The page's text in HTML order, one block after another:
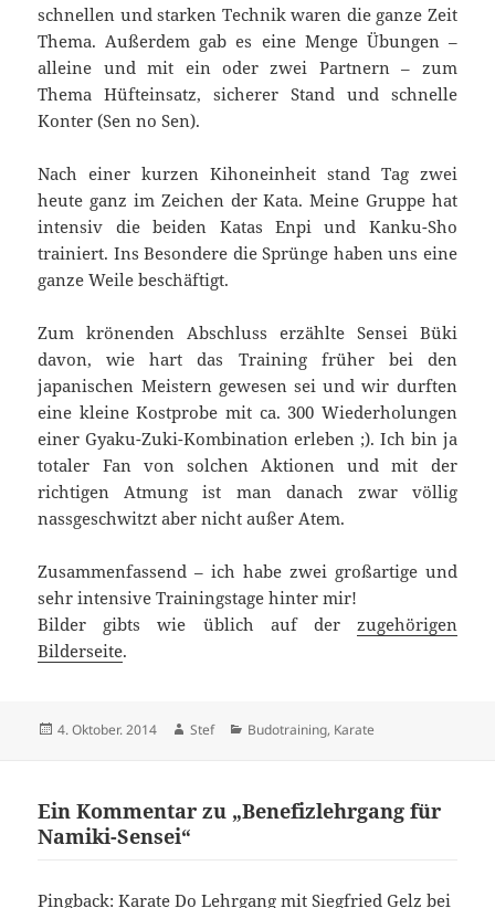
schnellen und starken Technik waren die ganze Zeit
Thema. Außerdem gab es eine Menge Übungen –
alleine und mit ein oder zwei Partnern – zum
Thema Hüfteinsatz, sicherer Stand und schnelle
Konter (Sen no Sen).
Nach einer kurzen Kihoneinheit stand Tag zwei
heute ganz im Zeichen der Kata. Meine Gruppe hat
intensiv die beiden Katas Enpi und Kanku-Sho
trainiert. Ins Besondere die Sprünge haben uns eine
ganze Weile beschäftigt.
Zum krönenden Abschluss erzählte Sensei Büki
davon, wie hart das Training früher bei den
japanischen Meistern gewesen sei und wir durften
eine kleine Kostprobe mit ca. 300 Wiederholungen
einer Gyaku-Zuki-Kombination erleben ;). Ich bin ja
totaler Fan von solchen Aktionen und mit der
richtigen Atmung ist man danach zwar völlig
nassgeschwitzt aber nicht außer Atem.
Zusammenfassend – ich habe zwei großartige und
sehr intensive Trainingstage hinter mir!
Bilder gibts wie üblich auf der zugehörigen
Bilderseite.
Veröffentlicht
4. Oktober. 2014 Autor
Stef Kategorien
Budotraining, Karate
Ein Kommentar zu „Benefizlehrgang für
Namiki-Sensei“
Pingback:Karate Do Lehrgang mit Siegfried Gelz bei